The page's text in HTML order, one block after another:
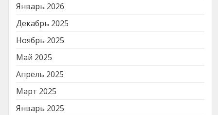
Январь 2026
Декабрь 2025
Ноябрь 2025
Май 2025
Апрель 2025
Март 2025
Январь 2025